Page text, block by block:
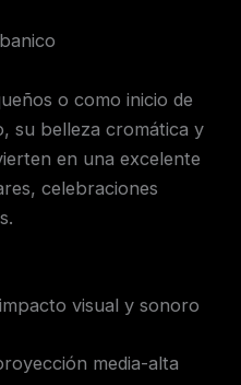
o como inicio de
su belleza cromática y
en una excelente
celebraciones
visual y sonoro
media-alta